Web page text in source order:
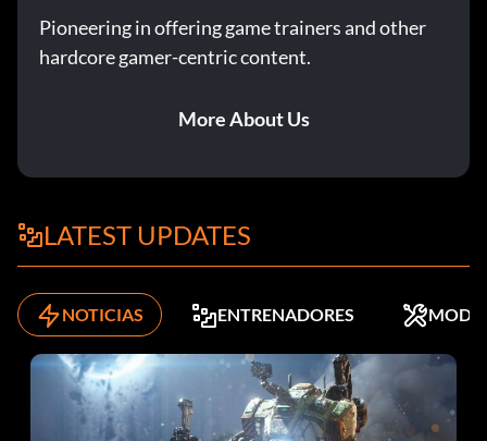
Pioneering in offering game trainers and other
hardcore gamer-centric content.
More About Us
LATEST UPDATES
NOTICIAS ENTRENADORES MODS